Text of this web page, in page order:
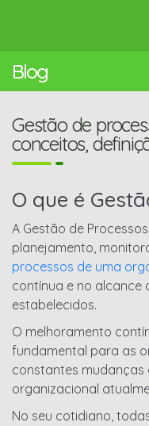
Blog
Gestão de
conceitos,
O que é
A Gestão de
planejamento,
processos de uma
contínua e no alcance
estabelecidos.
O melhoramento
fundamental para as
constantes
organizacional
No seu cotidiano,